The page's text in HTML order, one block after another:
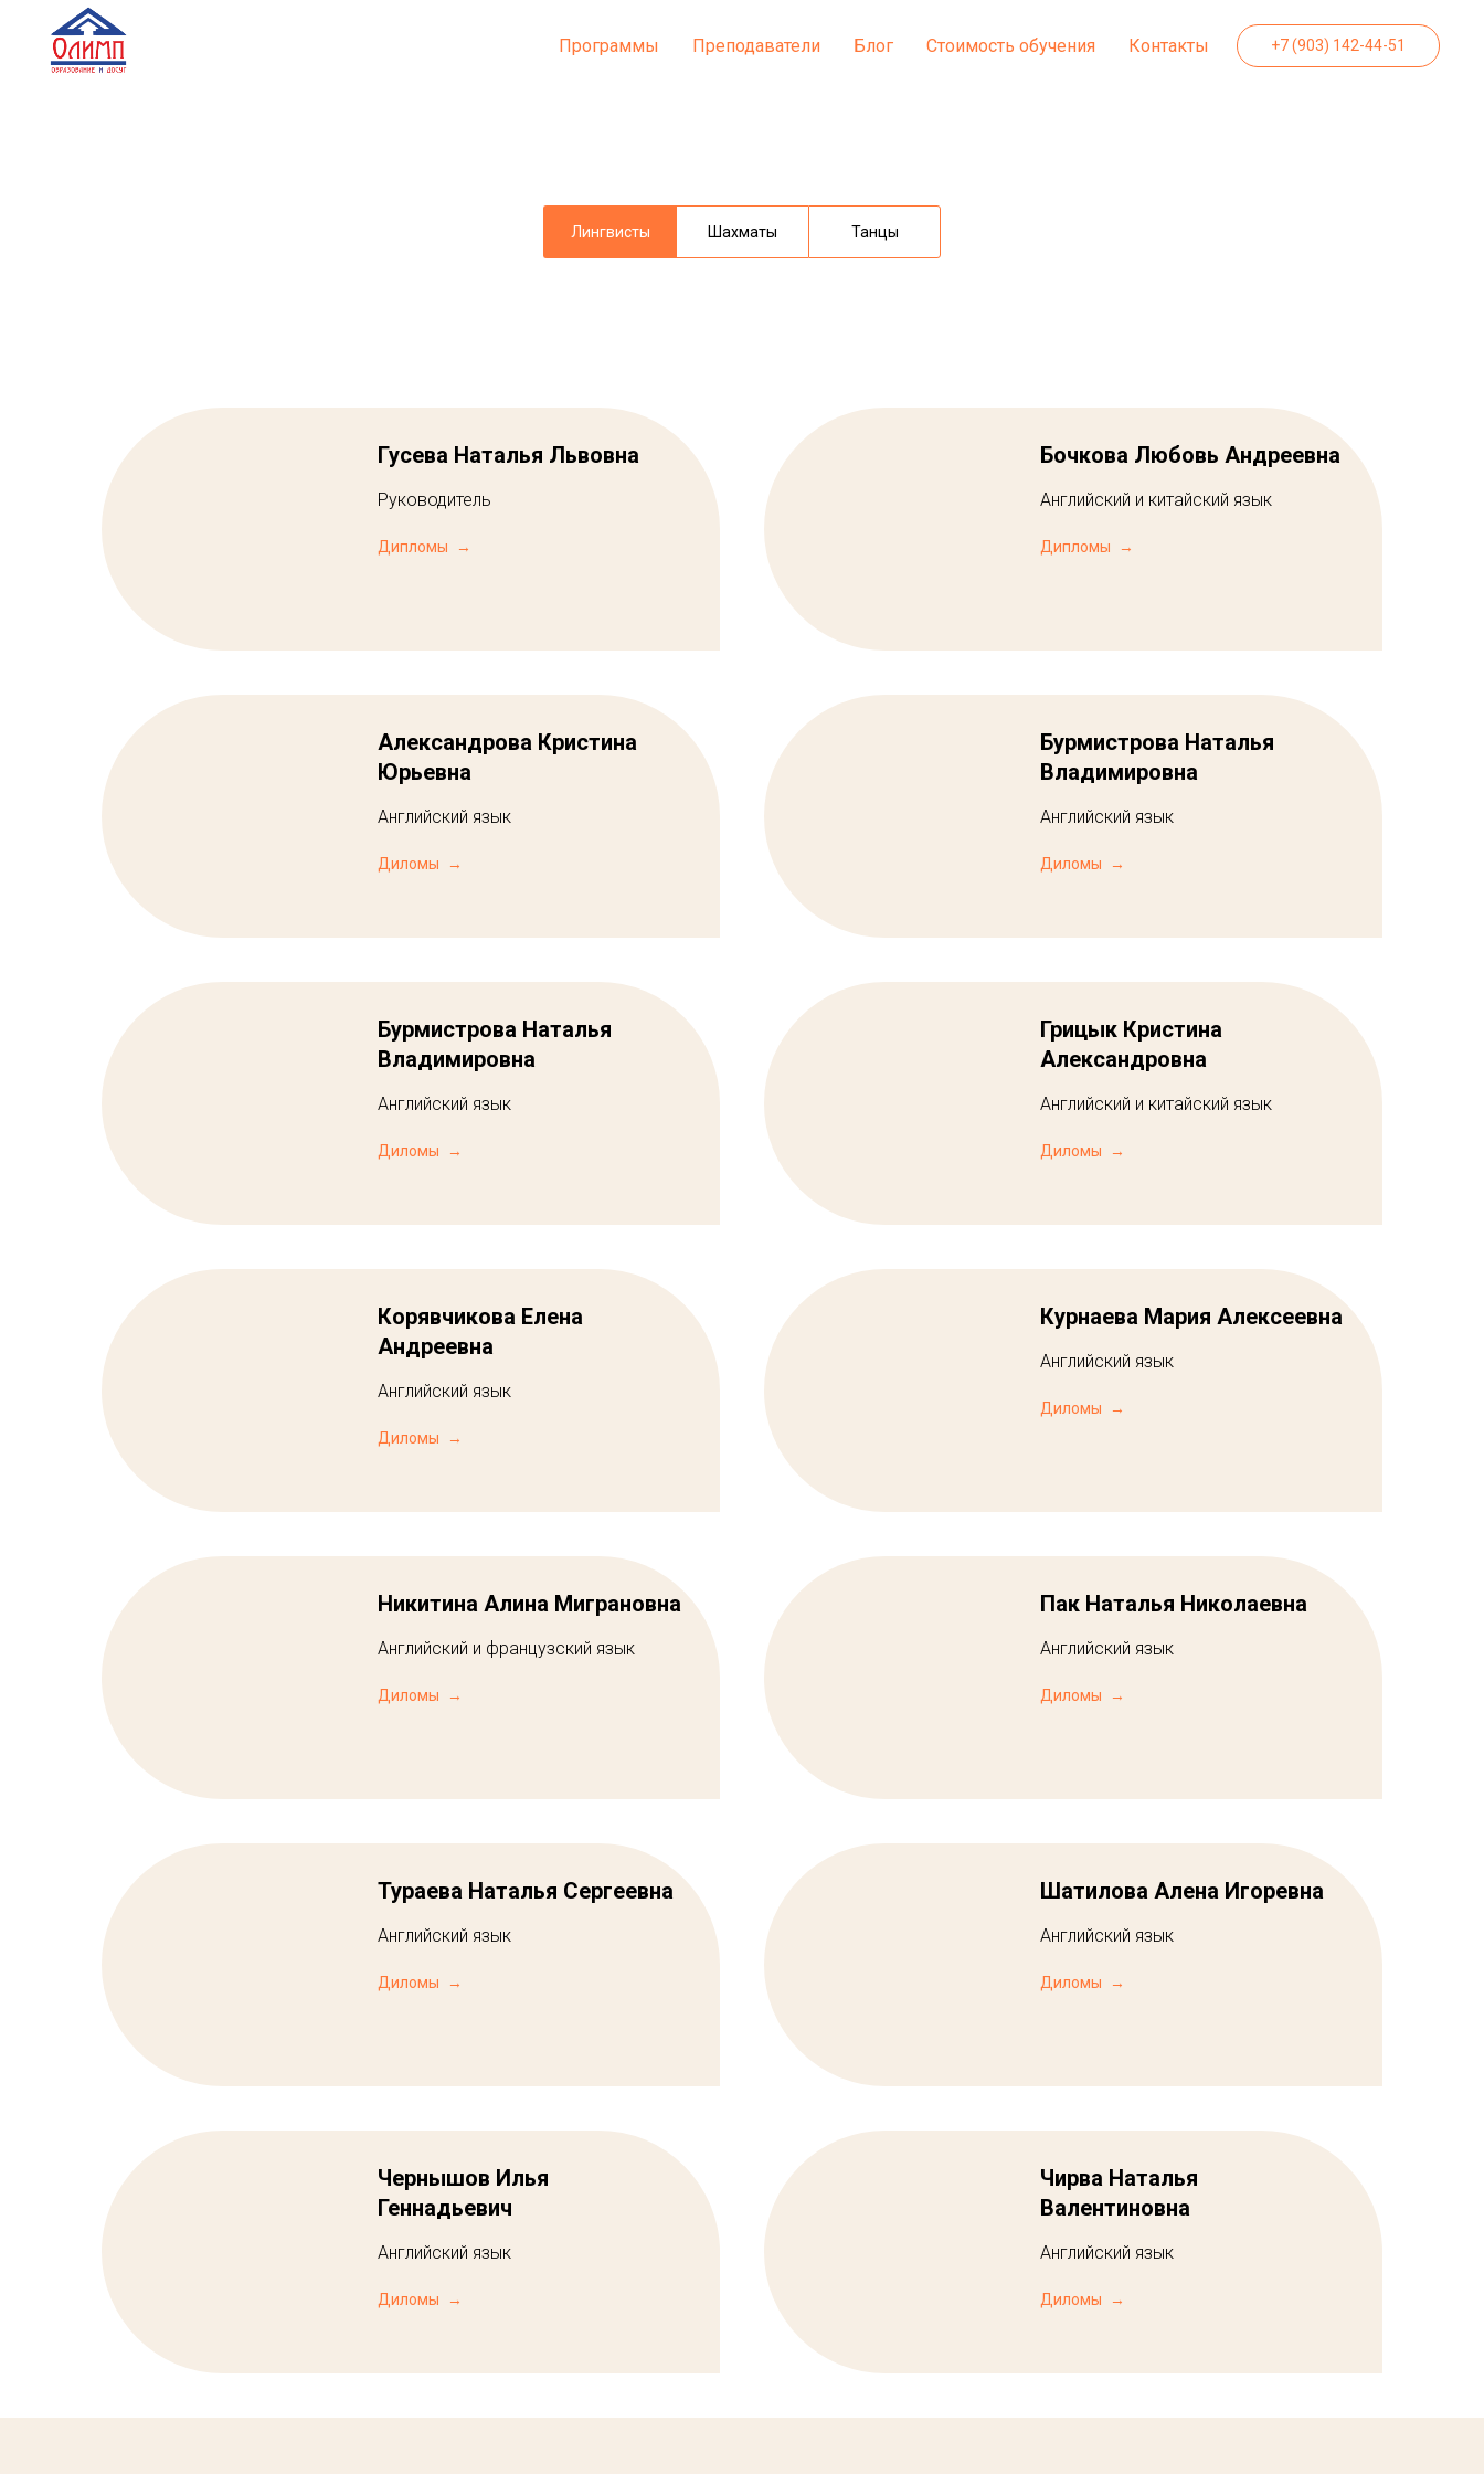
Программы Преподаватели Блог Стоимость обучения Контакты +7 (903) 142-44-51
Лингвисты Шахматы Танцы
Гусева Наталья Львовна
Руководитель
Дипломы
Бочкова Любовь Андреевна
Английский и китайский язык
Дипломы
Александрова Кристина
Юрьевна
Английский язык
Диломы
Бурмистрова Наталья
Владимировна
Английский язык
Диломы
Бурмистрова Наталья
Владимировна
Английский язык
Диломы
Грицык Кристина
Александровна
Английский и китайский язык
Диломы
Корявчикова Елена
Андреевна
Английский язык
Диломы
Курнаева Мария Алексеевна
Английский язык
Диломы
Никитина Алина Миграновна
Английский и французский язык
Диломы
Пак Наталья Николаевна
Английский язык
Диломы
Тураева Наталья Сергеевна
Английский язык
Диломы
Шатилова Алена Игоревна
Английский язык
Диломы
Чернышов Илья
Геннадьевич
Английский язык
Диломы
Чирва Наталья
Валентиновна
Английский язык
Диломы